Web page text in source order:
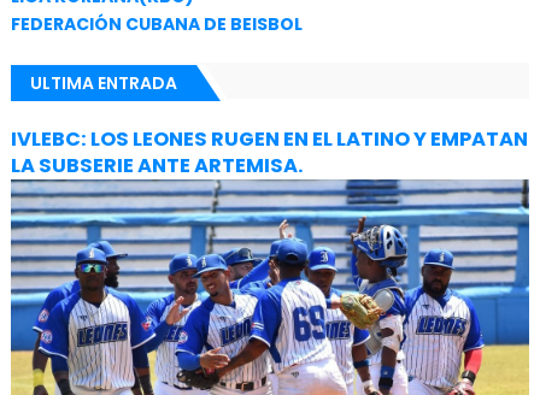
FEDERACIÓN CUBANA DE BEISBOL
ULTIMA ENTRADA
IVLEBC: LOS LEONES RUGEN EN EL LATINO Y EMPATAN
LA SUBSERIE ANTE ARTEMISA.